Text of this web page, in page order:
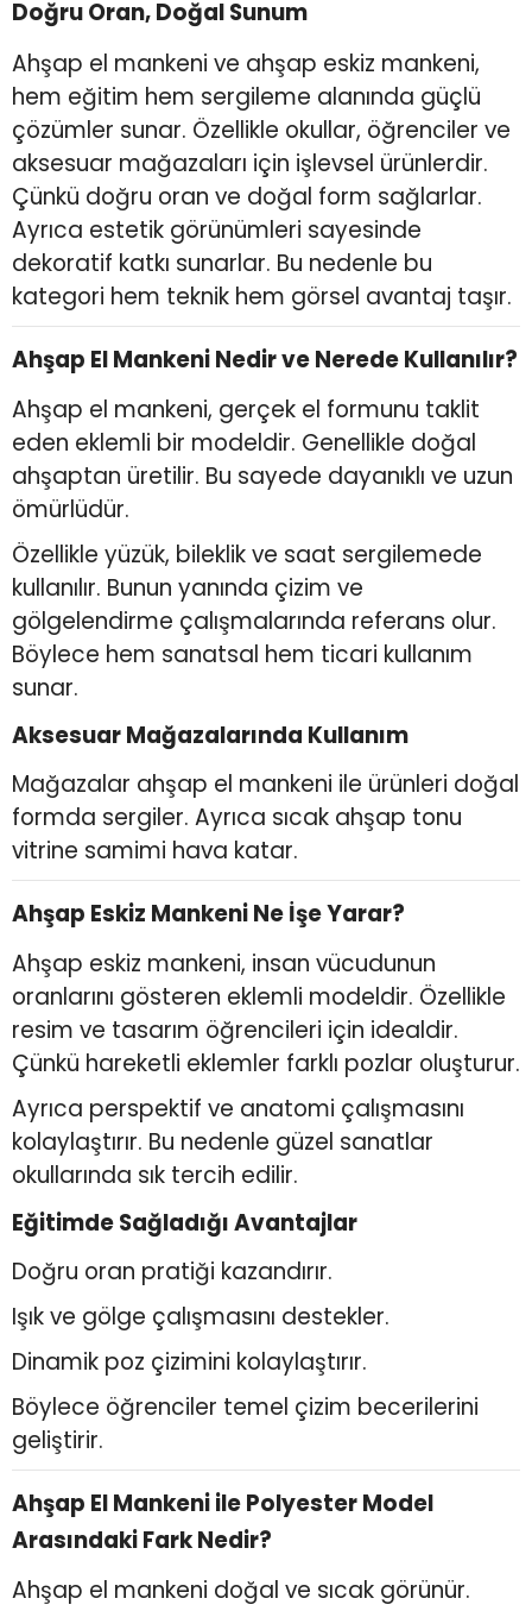
Doğru Oran, Doğal Sunum
Ahşap el mankeni ve ahşap eskiz mankeni,
hem eğitim hem sergileme alanında güçlü
çözümler sunar. Özellikle okullar, öğrenciler ve
aksesuar mağazaları için işlevsel ürünlerdir.
Çünkü doğru oran ve doğal form sağlarlar.
Ayrıca estetik görünümleri sayesinde
dekoratif katkı sunarlar. Bu nedenle bu
kategori hem teknik hem görsel avantaj taşır.
Ahşap El Mankeni Nedir ve Nerede Kullanılır?
Ahşap el mankeni, gerçek el formunu taklit
eden eklemli bir modeldir. Genellikle doğal
ahşaptan üretilir. Bu sayede dayanıklı ve uzun
ömürlüdür.
Özellikle yüzük, bileklik ve saat sergilemede
kullanılır. Bunun yanında çizim ve
gölgelendirme çalışmalarında referans olur.
Böylece hem sanatsal hem ticari kullanım
sunar.
Aksesuar Mağazalarında Kullanım
Mağazalar ahşap el mankeni ile ürünleri doğal
formda sergiler. Ayrıca sıcak ahşap tonu
vitrine samimi hava katar.
Ahşap Eskiz Mankeni Ne İşe Yarar?
Ahşap eskiz mankeni, insan vücudunun
oranlarını gösteren eklemli modeldir. Özellikle
resim ve tasarım öğrencileri için idealdir.
Çünkü hareketli eklemler farklı pozlar oluşturur.
Ayrıca perspektif ve anatomi çalışmasını
kolaylaştırır. Bu nedenle güzel sanatlar
okullarında sık tercih edilir.
Eğitimde Sağladığı Avantajlar
Doğru oran pratiği kazandırır.
Işık ve gölge çalışmasını destekler.
Dinamik poz çizimini kolaylaştırır.
Böylece öğrenciler temel çizim becerilerini
geliştirir.
Ahşap El Mankeni ile Polyester Model
Arasındaki Fark Nedir?
Ahşap el mankeni doğal ve sıcak görünür.